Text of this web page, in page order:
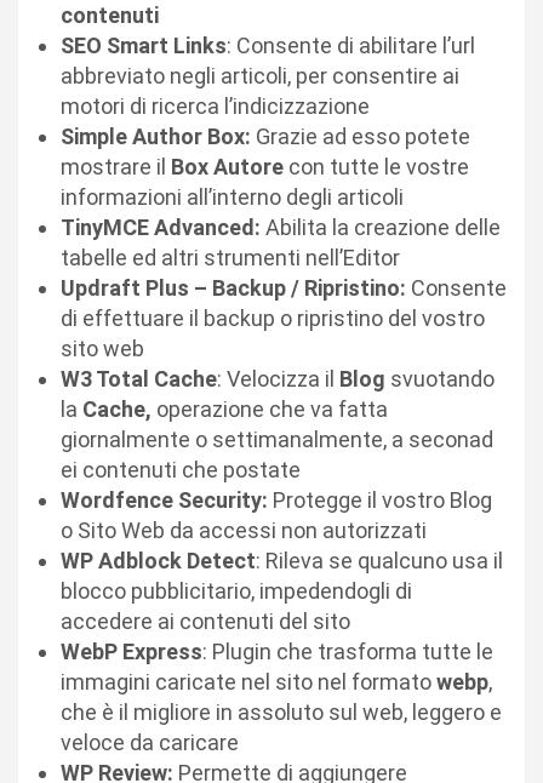
contenuti
SEO Smart Links: Consente di abilitare l’url
abbreviato negli articoli, per consentire ai
motori di ricerca l’indicizzazione
Simple Author Box: Grazie ad esso potete
mostrare il Box Autore con tutte le vostre
informazioni all’interno degli articoli
TinyMCE Advanced: Abilita la creazione delle
tabelle ed altri strumenti nell’Editor
Updraft Plus – Backup / Ripristino: Consente
di effettuare il backup o ripristino del vostro
sito web
W3 Total Cache: Velocizza il Blog svuotando
la Cache, operazione che va fatta
giornalmente o settimanalmente, a seconad
ei contenuti che postate
Wordfence Security: Protegge il vostro Blog
o Sito Web da accessi non autorizzati
WP Adblock Detect: Rileva se qualcuno usa il
blocco pubblicitario, impedendogli di
accedere ai contenuti del sito
WebP Express: Plugin che trasforma tutte le
immagini caricate nel sito nel formatowebp,
che è il migliore in assoluto sul web, leggero e
veloce da caricare
WP Review: Permette di aggiungere